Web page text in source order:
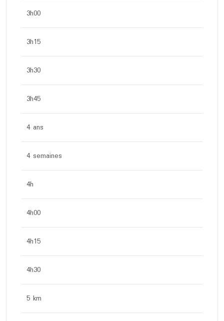
3h00
3h15
3h30
3h45
4 ans
4 semaines
4h
4h00
4h15
4h30
5 km